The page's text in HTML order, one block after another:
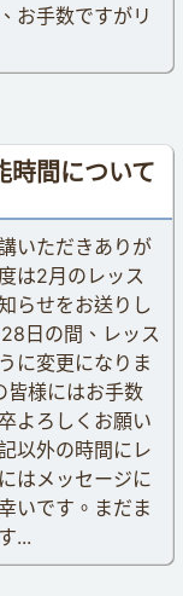
お手数ですがリ
時間について
いただきありが
は2月のレッス
らせをお送りし
日の間、レッス
に変更になりま
皆様にはお手数
よろしくお願い
以外の時間にレ
はメッセージに
いです。まだま
...